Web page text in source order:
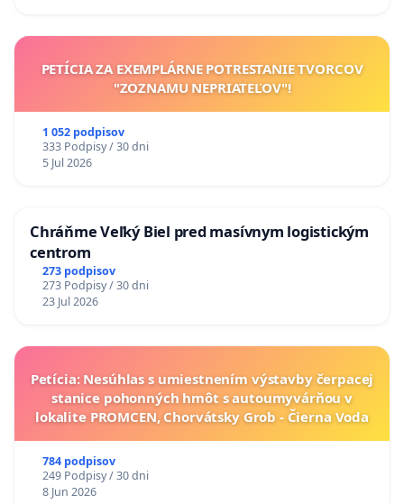
PETÍCIA ZA EXEMPLÁRNE POTRESTANIE TVORCOV
"ZOZNAMU NEPRIATEĽOV"!
1 052 podpisov
333 Podpisy / 30 dni
5 Jul 2026
Chráňme Veľký Biel pred masívnym logistickým
centrom
273 podpisov
273 Podpisy / 30 dni
23 Jul 2026
Petícia: Nesúhlas s umiestnením výstavby čerpacej
stanice pohonných hmôt s autoumyvárňou v
lokalite PROMCEN, Chorvátsky Grob - Čierna Voda
784 podpisov
249 Podpisy / 30 dni
8 Jun 2026